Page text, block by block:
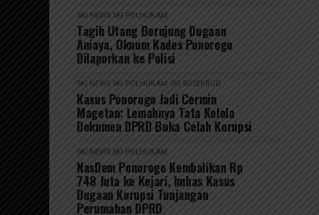
SKI NEWS SKI POLHUKAM
Tagih Utang Berujung Dugaan
Aniaya, Oknum Kades Ponorogo
Dilaporkan ke Polisi
SKI NEWS SKI POLHUKAM SKI SOSEKBUD
Kasus Ponorogo Jadi Cermin
Magetan: Lemahnya Tata Kelola
Dokumen DPRD Buka Celah Korupsi
SKI NEWS SKI POLHUKAM
NasDem Ponorogo Kembalikan Rp
748 Juta ke Kejari, Imbas Kasus
Dugaan Korupsi Tunjangan
Perumahan DPRD